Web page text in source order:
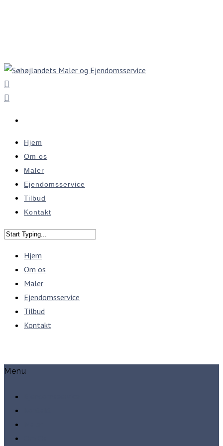
Hjem
Om os
Maler
Ejendomsservice
Tilbud
Kontakt
Hjem
Om os
Maler
Ejendomsservice
Tilbud
Kontakt
Menu